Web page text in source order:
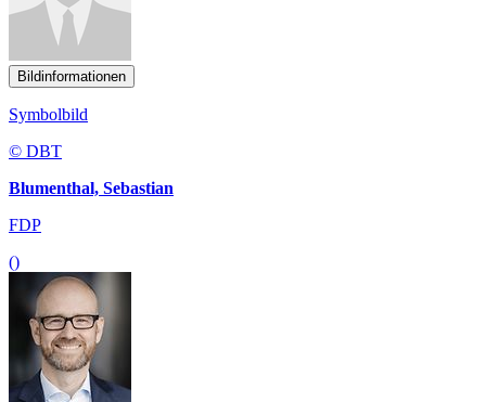
Bildinformationen
Symbolbild
© DBT
Blumenthal, Sebastian
FDP
()